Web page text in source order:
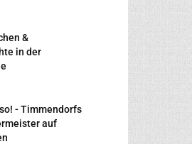
&
in der
- Timmendorfs
auf